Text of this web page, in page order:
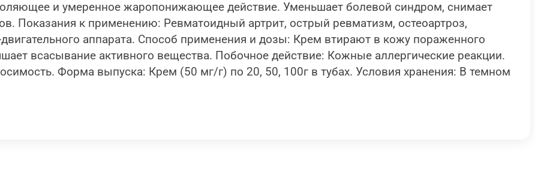
и умеренное жаропонижающее действие. Уменьшает болевой синдром, снимает
Показания к применению: Ревматоидный артрит, острый ревматизм, остеоартроз,
аппарата. Способ применения и дозы: Крем втирают в кожу пораженного
всасывание активного вещества. Побочное действие: Кожные аллергические реакции.
Форма выпуска: Крем (50 мг/г) по 20, 50, 100г в тубах. Условия хранения: В темном